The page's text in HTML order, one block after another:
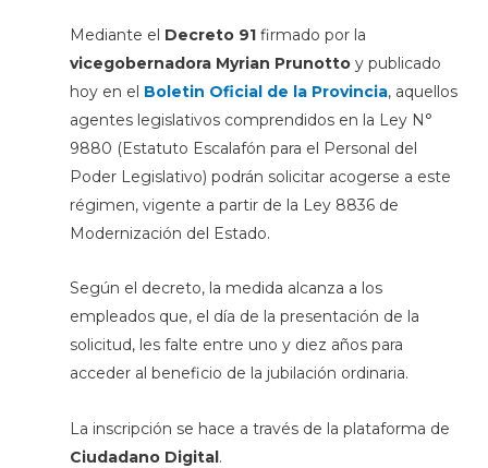
Mediante el Decreto 91firmado por la
vicegobernadora Myrian Prunottoy publicado
hoy en el Boletin Oficial de la Provincia, aquellos
agentes legislativos comprendidos en la Ley N°
9880 (Estatuto Escalafón para el Personal del
Poder Legislativo) podrán solicitar acogerse a este
régimen, vigente a partir de la Ley 8836 de
Modernización del Estado.
Según el decreto, la medida alcanza a los
empleados que, el día de la presentación de la
solicitud, les falte entre uno y diez años para
acceder al beneficio de la jubilación ordinaria.
La inscripción se hace a través de la plataforma de
Ciudadano Digital.